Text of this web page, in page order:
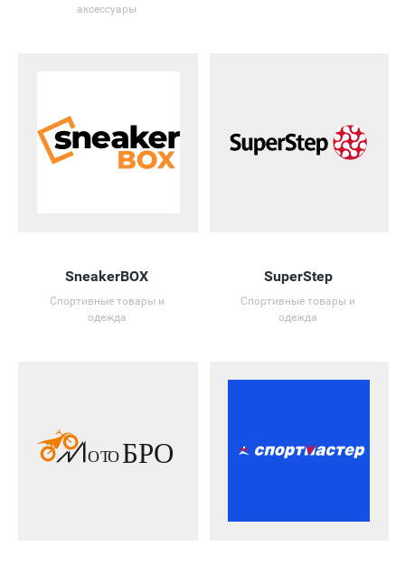
аксессуары
SneakerBOX
Спортивные товары и
одежда
SuperStep
Спортивные товары и
одежда